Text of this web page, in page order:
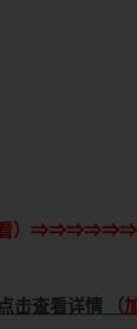
观看）
点击查看详情（